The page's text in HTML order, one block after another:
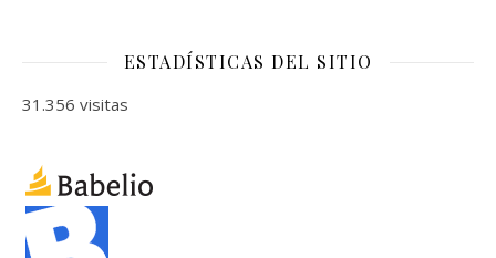
ESTADÍSTICAS DEL SITIO
31.356 visitas